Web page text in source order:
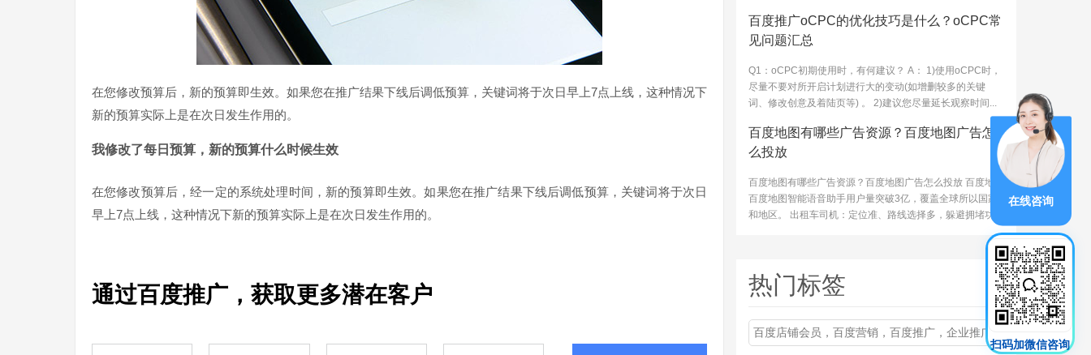
在您修改预算后，新的预算即生效。如果您在推广结果下线后调低预算，关键词将于次日早上7点上线，这种情况下
新的预算实际上是在次日发生作用的。
我修改了每日预算，新的预算什么时候生效
在您修改预算后，经一定的系统处理时间，新的预算即生效。如果您在推广结果下线后调低预算，关键词将于次日
早上7点上线，这种情况下新的预算实际上是在次日发生作用的。
通过百度推广，获取更多潜在客户
百度推广oCPC的优化技巧是什么？oCPC常
见问题汇总
Q1：oCPC初期使用时，有何建议？ A： 1)使用oCPC时，
尽量不要对所开启计划进行大的变动(如增删较多的关键
词、修改创意及着陆页等) 。 2)建议您尽量延长观察时间...
百度地图有哪些广告资源？百度地图广告怎
么投放
百度地图有哪些广告资源？百度地图广告怎么投放 百度地图
百度地图智能语音助手用户量突破3亿，覆盖全球所以国家
和地区。 出租车司机：定位准、路线选择多，躲避拥堵功...
热门标签
百度店铺会员，百度营销，百度推广，企业推广，公司营销推广
在线咨询
扫码加微信咨询